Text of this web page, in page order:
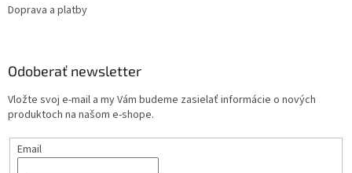
Doprava a platby
Odoberať newsletter
Vložte svoj e-mail a my Vám budeme zasielať informácie o nových
produktoch na našom e-shope.
Email